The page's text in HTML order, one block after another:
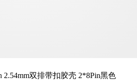
2.54mm双排带扣胶壳 2*8Pin黑色